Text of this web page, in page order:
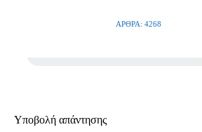
ΆΡΘΡΑ: 4268
Υποβολή απάντησης